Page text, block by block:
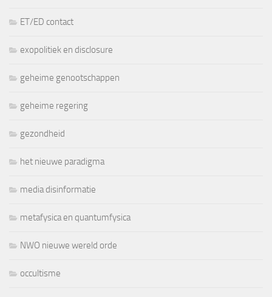
ET/ED contact
exopolitiek en disclosure
geheime genootschappen
geheime regering
gezondheid
het nieuwe paradigma
media disinformatie
metafysica en quantumfysica
NWO nieuwe wereld orde
occultisme